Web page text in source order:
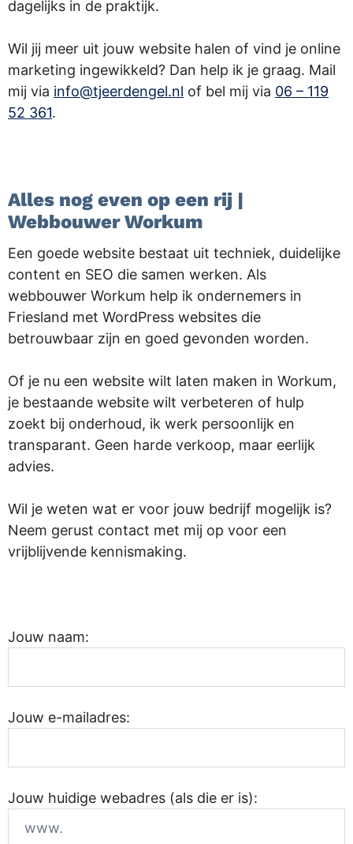
dagelijks in de praktijk.
Wil jij meer uit jouw website halen of vind je online
marketing ingewikkeld? Dan help ik je graag. Mail
mij via info@tjeerdengel.nl of bel mij via 06 – 119
52 361.
Alles nog even op een rij |
Webbouwer Workum
Een goede website bestaat uit techniek, duidelijke
content en SEO die samen werken. Als
webbouwer Workum help ik ondernemers in
Friesland met WordPress websites die
betrouwbaar zijn en goed gevonden worden.
Of je nu een website wilt laten maken in Workum,
je bestaande website wilt verbeteren of hulp
zoekt bij onderhoud, ik werk persoonlijk en
transparant. Geen harde verkoop, maar eerlijk
advies.
Wil je weten wat er voor jouw bedrijf mogelijk is?
Neem gerust contact met mij op voor een
vrijblijvende kennismaking.
Jouw naam:
Jouw e-mailadres:
Jouw huidige webadres (als die er is):